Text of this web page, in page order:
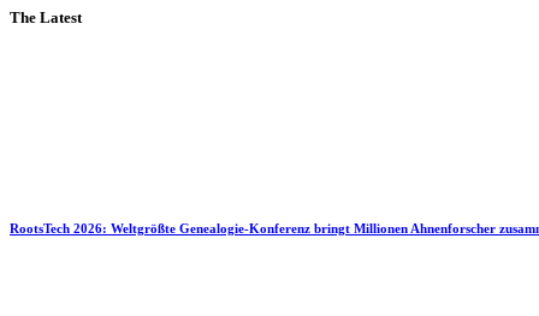
The Latest
RootsTech 2026: Weltgrößte Genealogie-Konferenz bringt Millionen Ahnenforscher